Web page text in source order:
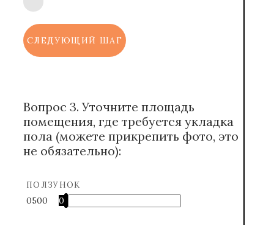
СЛЕДУЮЩИЙ ШАГ
Вопрос 3. Уточните площадь
помещения, где требуется укладка
пола (можете прикрепить фото, это
не обязательно):
ПОЛЗУНОК
0500 0